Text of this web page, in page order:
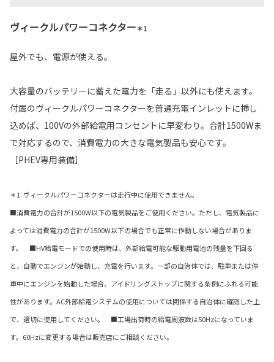
ヴィークルパワーコネクター＊1
屋外でも、電源が使える。
大容量のバッテリーに蓄えた電力を「走る」以外にも使えます。
付属のヴィークルパワーコネクターを普通充電インレットに挿し
込めば、100Vの外部給電用コンセントに早変わり。合計1500Wま
で対応するので、消費電力の大きな電気製品も安心です。
［PHEV専用装備］
＊1. ヴィークルパワーコネクターは走行中に使用できません。
■消費電力の合計が1500W以下の電気製品をご使用ください。ただし、電気製品に
よっては消費電力の合計が1500W以下の場合でも正常に作動しない場合がありま
す。 ■HV給電モードでの使用時は、外部給電可能な駆動用電池の残量を下回る
と、自動でエンジンが始動し、充電を行います。一部の自治体では、駐車または停
車中にエンジンを始動した場合、アイドリングストップに関する条例にふれる可能
性があります。AC外部給電システムの使用については関係する自治体に確認した上
で、適切に使用してください。 ■工場出荷時の給電周波数は50Hzになっていま
す。60Hzに変更する場合は販売店にご相談ください。